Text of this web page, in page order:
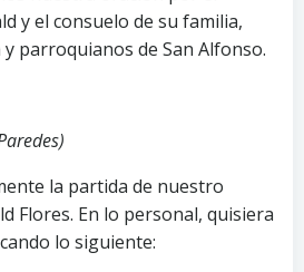
y el consuelo de su familia,
parroquianos de San Alfonso.
la partida de nuestro
Flores. En lo personal, quisiera
lo siguiente: